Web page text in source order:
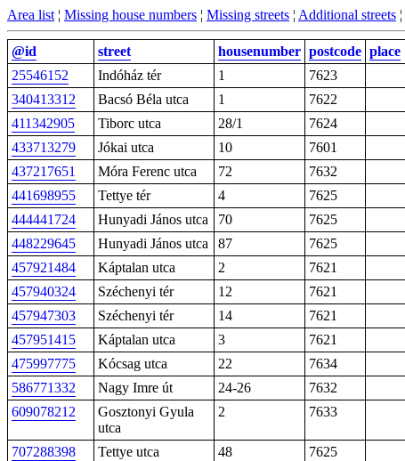
Area list ¦ Missing house numbers ¦ Missing streets ¦ Additional streets ¦
@id street housenumber postcode place
25546152
Indóház tér 1 7623
340413312
Bacsó Béla utca 1 7622
411342905
Tiborc utca 28/1 7624
433713279
Jókai utca 10 7601
437217651
Móra Ferenc utca 72 7632
441698955
Tettye tér 4 7625
444441724
Hunyadi János utca 70 7625
448229645
Hunyadi János utca 87 7625
457921484
Káptalan utca 2 7621
457940324
Széchenyi tér 12 7621
457947303
Széchenyi tér 14 7621
457951415
Káptalan utca 3 7621
475997775
Kócsag utca 22 7634
586771332
Nagy Imre út 24-26 7632
609078212
Gosztonyi Gyula
utca
2 7633
707288398 Tettye utca 48 7625